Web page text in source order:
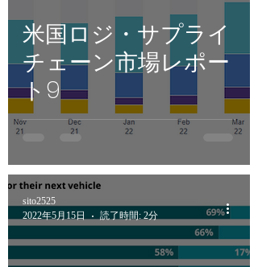
米国ロジ・サプライ
チェーン市場レポー
ト9
sito2525
2022年5月15日
読了時間: 2分